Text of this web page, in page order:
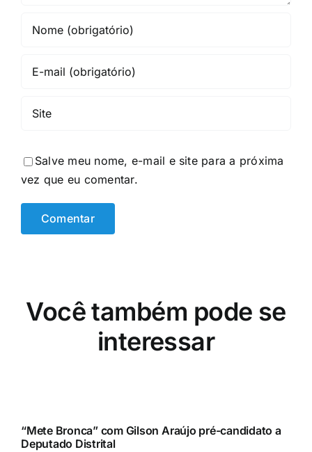
Salve meu nome, e-mail e site para a próxima
vez que eu comentar.
Você também pode se
interessar
“Mete Bronca” com Gilson Araújo pré-candidato a
Deputado Distrital